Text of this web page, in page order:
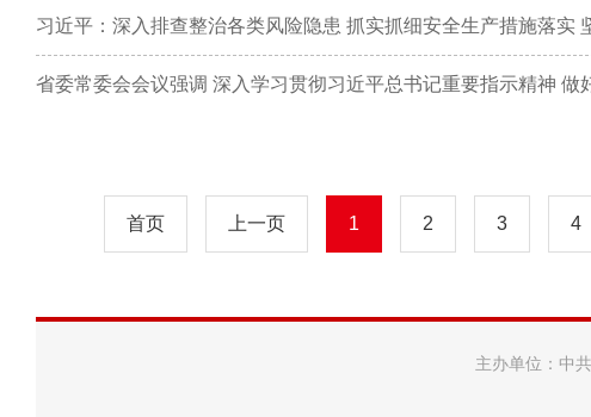
习近平：深入排查整治各类风险隐患 抓实抓细安全生产措施落实
首页 上一页 1 2 3 4
主办单位：中